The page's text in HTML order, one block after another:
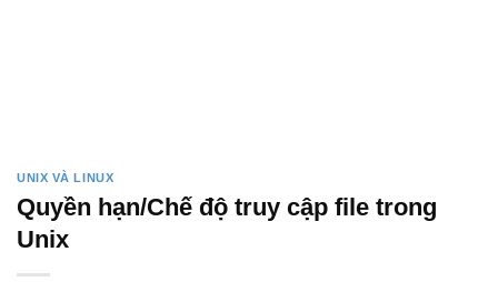
UNIX VÀ LINUX
Quyền hạn/Chế độ truy cập file trong
Unix